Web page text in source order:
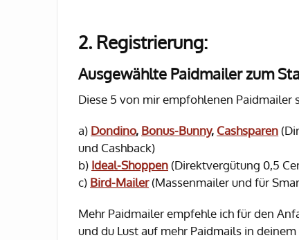
2. Registrierung:
Ausgewählte Paidmailer zum
Diese 5 von mir empfohlenen Paidmailer
a) Dondino, Bonus-Bunny, Cashsparen
und Cashback)
b) Ideal-Shoppen(Direktvergütung 0,5
c) Bird-Mailer(Massenmailer und für
Mehr Paidmailer empfehle ich für den
und du Lust auf mehr Paidmails in